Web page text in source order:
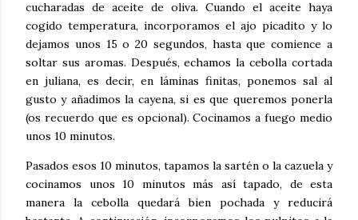
cucharadas de aceite de oliva. Cuando el aceite haya
cogido temperatura, incorporamos el ajo picadito y lo
dejamos unos 15 o 20 segundos, hasta que comience a
soltar sus aromas. Después, echamos la cebolla cortada
en juliana, es decir, en láminas finitas, ponemos sal al
gusto y añadimos la cayena, si es que queremos ponerla
(os recuerdo que es opcional). Cocinamos a fuego medio
unos 10 minutos.
Pasados esos 10 minutos, tapamos la sartén o la cazuela y
cocinamos unos 10 minutos más así tapado, de esta
manera la cebolla quedará bien pochada y reducirá